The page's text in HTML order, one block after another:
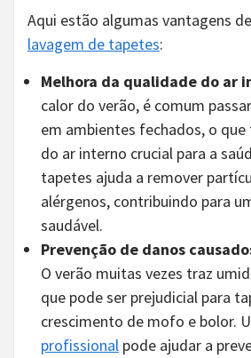
Aqui estão algumas vantagens
lavagem de tapetes:
Melhora da qualidade do ar
calor do verão, é comum
em ambientes fechados, o
do ar interno crucial para a
tapetes ajuda a remover
alérgenos, contribuindo para
saudável.
Prevenção de danos
O verão muitas vezes traz
que pode ser prejudicial para
crescimento de mofo e bolor.
profissional pode ajudar a